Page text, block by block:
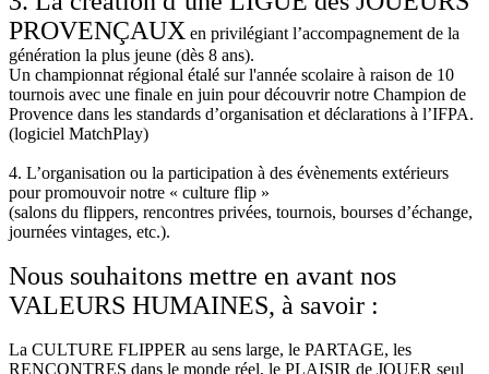
PROVENÇAUX en privilégiant l’accompagnement de la
génération la plus jeune (dès 8 ans).
Un championnat régional étalé sur l'année scolaire à raison de 10
tournois avec une finale en juin pour découvrir notre Champion de
Provence dans les standards d’organisation et déclarations à l’IFPA.
(logiciel MatchPlay)
4. L’organisation ou la participation à des évènements extérieurs
pour promouvoir notre « culture flip »
(salons du flippers, rencontres privées, tournois, bourses d’échange,
journées vintages, etc.).
Nous souhaitons mettre en avant nos
VALEURS HUMAINES, à savoir :
La CULTURE FLIPPER au sens large, le PARTAGE, les
RENCONTRES dans le monde réel, le PLAISIR de JOUER seul